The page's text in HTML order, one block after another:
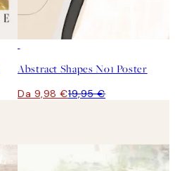
Abstract Shapes No1 Poster
Da 9,98 €19,95 €